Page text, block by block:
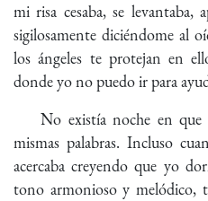
mi risa cesaba, se levantaba,
sigilosamente diciéndome al
los ángeles te protejan en
donde yo no puedo ir para
No existía noche en que
mismas palabras. Incluso
acercaba creyendo que yo
tono armonioso y melódico,